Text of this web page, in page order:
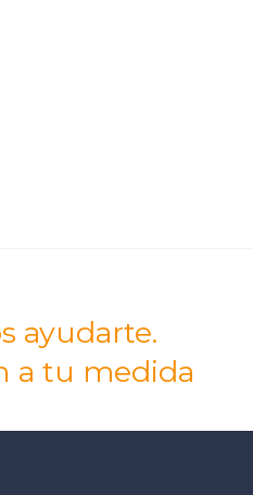
ayudarte.
a tu medida